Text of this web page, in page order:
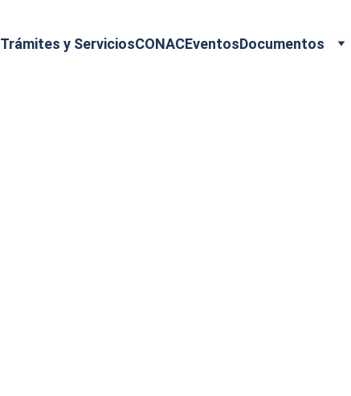
Trámites y ServiciosCONACEventosDocumentos